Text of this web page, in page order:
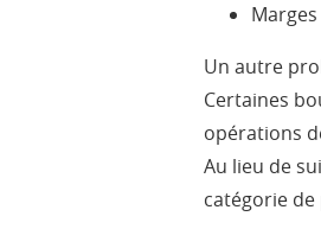
Un autre
Certaines
opérations
Au lieu de
catégorie